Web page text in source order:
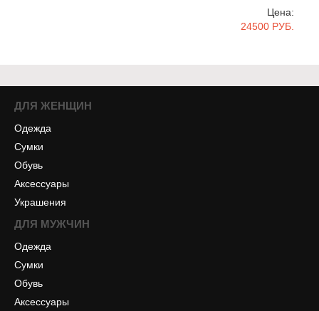
Цена:
24500 РУБ.
ДЛЯ ЖЕНЩИН
Одежда
Сумки
Обувь
Аксессуары
Украшения
ДЛЯ МУЖЧИН
Одежда
Сумки
Обувь
Аксессуары